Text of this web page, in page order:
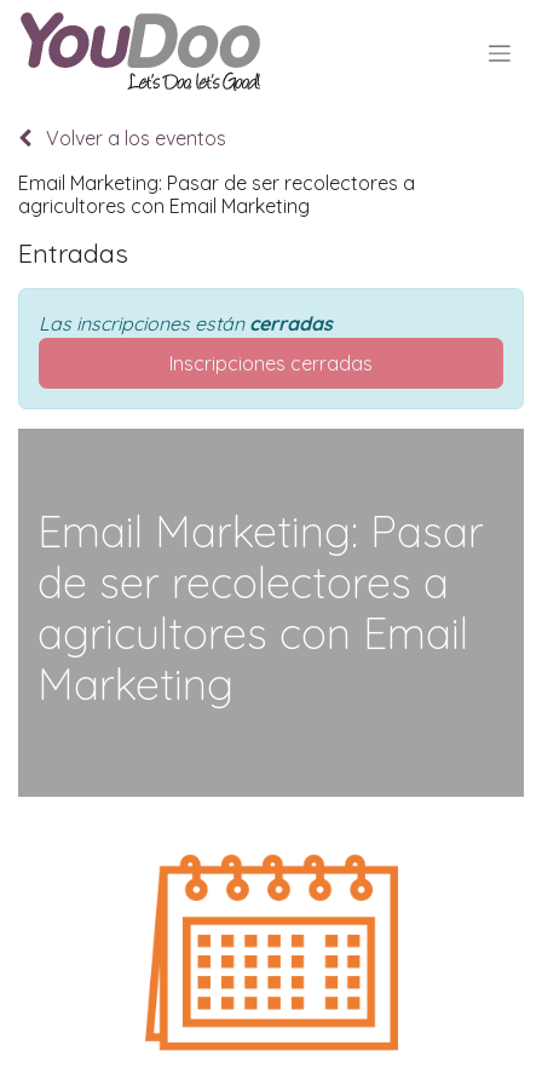
Volver a los eventos
Email Marketing: Pasar de ser recolectores a
agricultores con Email Marketing
Entradas
Las inscripciones están cerradas
Inscripciones cerradas
Email Marketing: Pasar
de ser recolectores a
agricultores con Email
Marketing